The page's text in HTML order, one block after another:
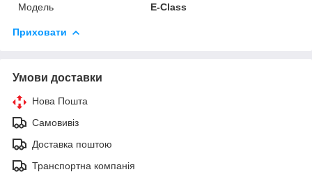
Модель
E-Class
Приховати
Умови доставки
Нова Пошта
Самовивіз
Доставка поштою
Транспортна компанія